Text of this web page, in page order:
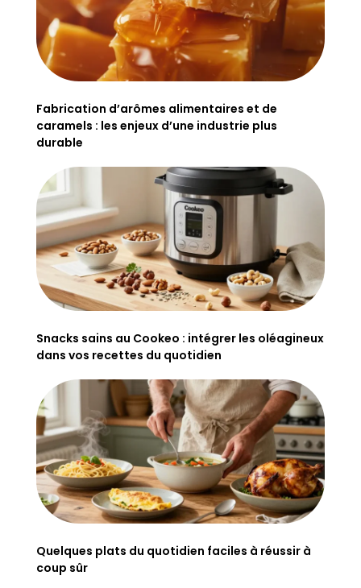
Fabrication d’arômes alimentaires et de
caramels : les enjeux d’une industrie plus
durable
Snacks sains au Cookeo : intégrer les oléagineux
dans vos recettes du quotidien
Quelques plats du quotidien faciles à réussir à
coup sûr